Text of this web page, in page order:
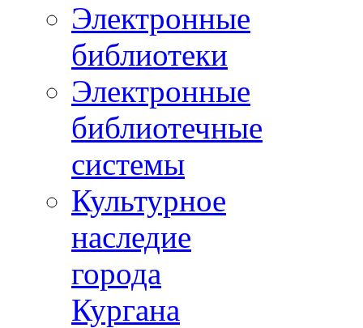
Электронные
библиотеки
Электронные
библиотечные
системы
Культурное
наследие
города
Кургана